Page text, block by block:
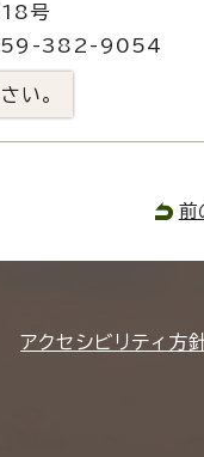
号
059-382-9054
い。
前
アクセシビリティ方